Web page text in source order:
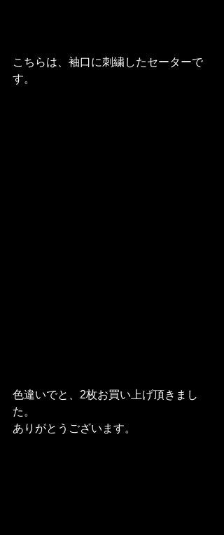
こちらは、袖口に刺繍したセーターで
す。
色違いでと、2枚お買い上げ頂きまし
た。
ありがとうございます。